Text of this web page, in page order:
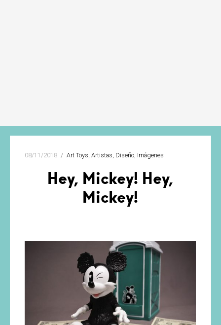
08/11/2018 Art Toys Artistas Diseño Imágenes
Hey, Mickey! Hey,
Mickey!